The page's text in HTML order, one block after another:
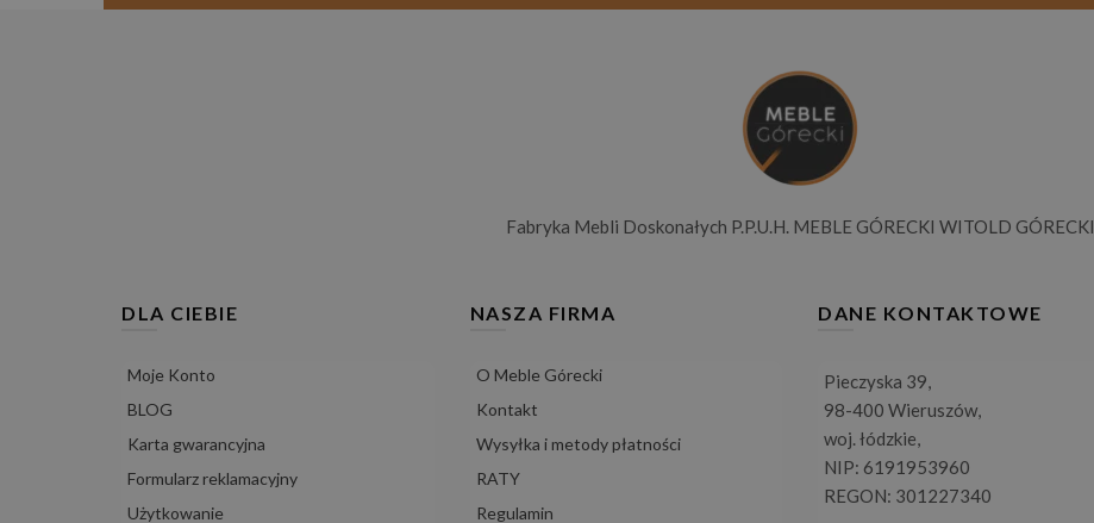
Fabryka Mebli Doskonałych P.P.U.H. MEBLE GÓRECKI WITOLD GÓRECKI
DLA CIEBIE
Moje Konto
BLOG
Karta gwarancyjna
Formularz reklamacyjny
Użytkowanie
NASZA FIRMA
O Meble Górecki
Kontakt
Wysyłka i metody płatności
RATY
Regulamin
DANE KONTAKTOWE
Pieczyska 39,
98-400 Wieruszów,
woj. łódzkie,
NIP: 6191953960
REGON: 301227340